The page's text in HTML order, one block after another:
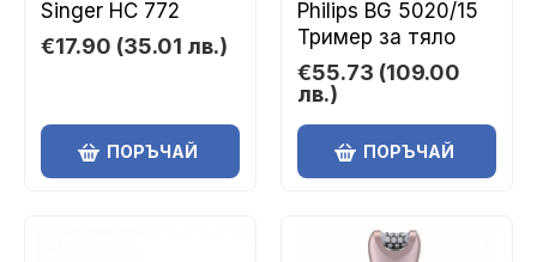
Singer HC 772
€17.90 (35.01 лв.)
ПОРЪЧАЙ
Philips BG 5020/15
Тример за тяло
€55.73 (109.00
лв.)
ПОРЪЧАЙ